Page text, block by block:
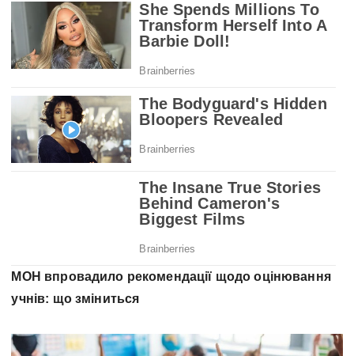
МОН впровадило рекомендації щодо оцінювання
учнів: що зміниться